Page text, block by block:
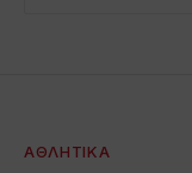
ΑΘΛΗΤΙΚΆ